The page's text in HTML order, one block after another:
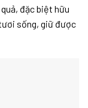
đặc biệt hữu
sống, giữ được